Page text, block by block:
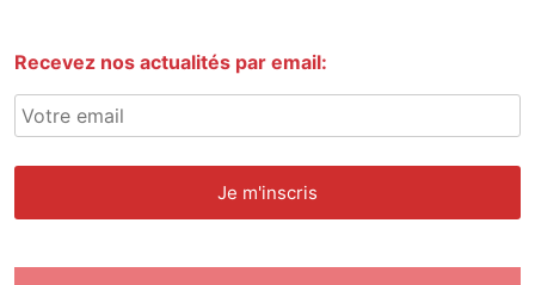
Recevez nos actualités par email: